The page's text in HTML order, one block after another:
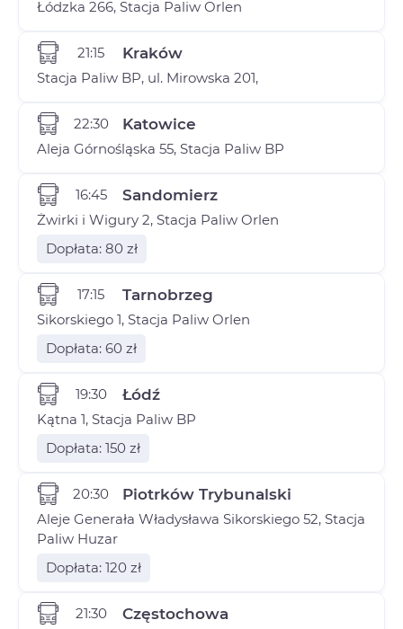
Łódzka 266, Stacja Paliw Orlen
21:15 Kraków
Stacja Paliw BP, ul. Mirowska 201,
22:30 Katowice
Aleja Górnośląska 55, Stacja Paliw BP
16:45 Sandomierz
Żwirki i Wigury 2, Stacja Paliw Orlen
Dopłata: 80 zł
17:15 Tarnobrzeg
Sikorskiego 1, Stacja Paliw Orlen
Dopłata: 60 zł
19:30 Łódź
Kątna 1, Stacja Paliw BP
Dopłata: 150 zł
20:30 Piotrków Trybunalski
Aleje Generała Władysława Sikorskiego 52, Stacja
Paliw Huzar
Dopłata: 120 zł
21:30 Częstochowa